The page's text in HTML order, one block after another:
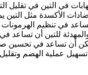
في التين في
الأكسدة مثل
في تنظيم الهرمونات
للتين أن
أن تساعد في تحسين
عملية الهضم